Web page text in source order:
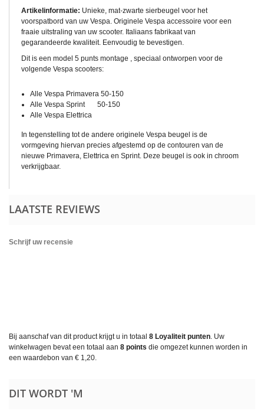
Artikelinformatie: Unieke, mat-zwarte sierbeugel voor het
voorspatbord van uw Vespa. Originele Vespa accessoire voor een
fraaie uitstraling van uw scooter. Italiaans fabrikaat van
gegarandeerde kwaliteit. Eenvoudig te bevestigen.
Dit is een model 5 punts montage , speciaal ontworpen voor de
volgende Vespa scooters:
Alle Vespa Primavera 50-150
Alle Vespa Sprint 50-150
Alle Vespa Elettrica
In tegenstelling tot de andere originele Vespa beugel is de
vormgeving hiervan precies afgestemd op de contouren van de
nieuwe Primavera, Elettrica en Sprint. Deze beugel is ook in chroom
verkrijgbaar.
LAATSTE REVIEWS
Schrijf uw recensie
Bij aanschaf van dit product krijgt u in totaal 8 Loyaliteit punten. Uw
winkelwagen bevat een totaal aan 8 points die omgezet kunnen worden in
een waardebon van € 1,20.
DIT WORDT 'M